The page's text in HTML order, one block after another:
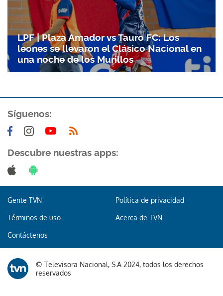
Gracias por suscribirte a nuestro boletín.
LPF | Plaza Amador vs Tauro FC: Los
leones se llevaron el Clásico Nacional en
una noche de los Murillos
Síguenos:
Descubre nuestras apps:
Gente TVN Política de privacidad
Términos de uso Acerca de TVN
Contáctenos
© Televisora Nacional, S.A 2024, todos los derechos
reservados